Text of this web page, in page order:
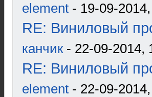
element - 19-09-
RE: Виниловый
канчик- 22-09-2014,
RE: Виниловый
element - 22-09-